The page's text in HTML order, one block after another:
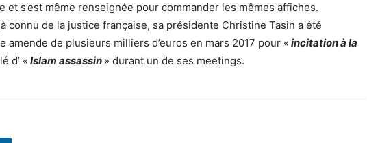
et s’est même renseignée pour commander les mêmes affiches.
connu de la justice française, sa présidente Christine Tasin a été
amende de plusieurs milliers d’euros en mars 2017 pour « incitation à la
d’ « Islam assassin » durant un de ses meetings.